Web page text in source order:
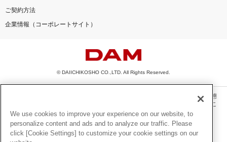
ご契約方法
企業情報（コーポレートサイト）
© DAIICHIKOSHO CO.,LTD. All Rights Reserved.
このサイトに掲載されている一切の文章・画像・写真・動画・音声等を、手段や形態
を問わず、著作権法の定める範囲を超えて無断で複製、転載、ファイル化などするこ
とを禁じます。
楽曲及びコンテンツは、機種によりご利用いただけない場合があります。
楽曲及びコンテンツの配信日、配信内容が変更になる場合があります。
We use cookies to improve your experience on our website, to
personalize content and ads and to analyze our traffic. Please
click [Cookie Settings] to customize your cookie settings on our